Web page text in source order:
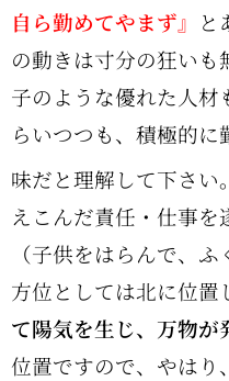
自ら勤めてやまず』 と
の動きは寸分の狂い
子のような優れた人材
らいつつも、積極的
味だと理解して下さい。
えこんだ責任・仕事を
（子供をはらんで、
方位としては北に位置
て陽気を生じ、万物が
位置ですので、やはり